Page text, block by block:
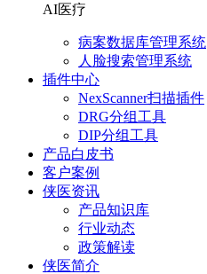
AI医疗
病案数据库管理系统
人脸搜索管理系统
插件中心
NexScanner扫描插件
DRG分组工具
DIP分组工具
产品白皮书
客户案例
侠医资讯
产品知识库
行业动态
政策解读
侠医简介